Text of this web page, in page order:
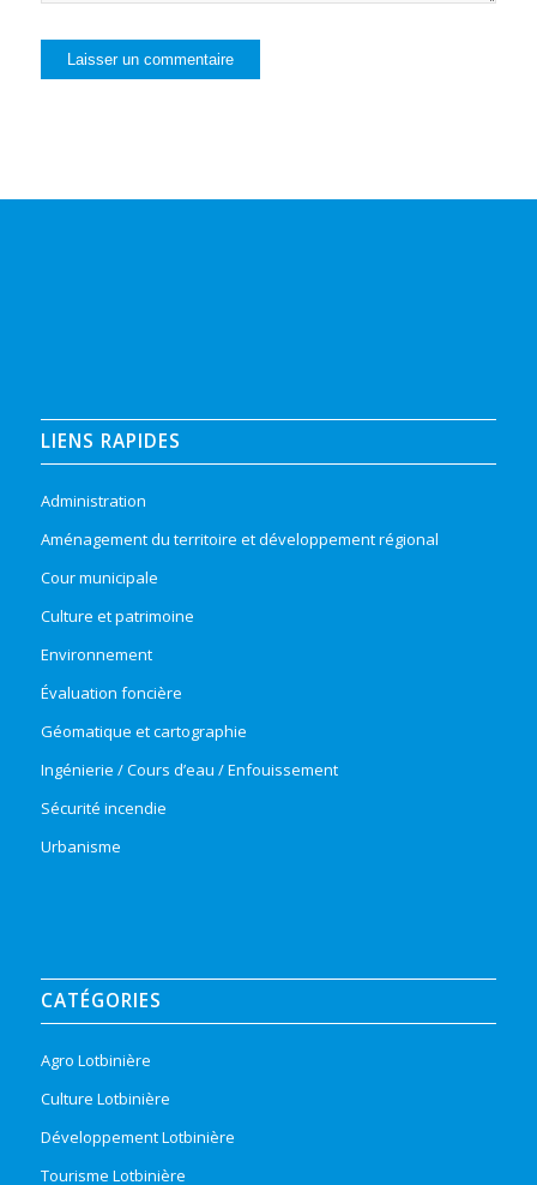
LIENS RAPIDES
Administration
Aménagement du territoire et développement régional
Cour municipale
Culture et patrimoine
Environnement
Évaluation foncière
Géomatique et cartographie
Ingénierie / Cours d’eau / Enfouissement
Sécurité incendie
Urbanisme
CATÉGORIES
Agro Lotbinière
Culture Lotbinière
Développement Lotbinière
Tourisme Lotbinière